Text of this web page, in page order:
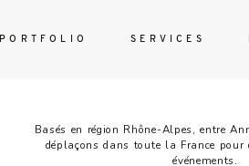
PORTFOLIO SERVICES
Basés en région Rhône-Alpes, entre
déplaçons dans toute la France pour
événements.